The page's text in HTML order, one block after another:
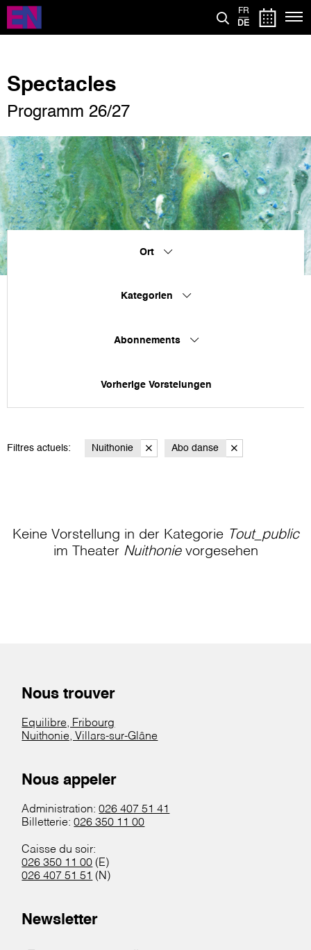
Direkt
zum
Inhalt
FR
DE
Spectacles
Programm 26/27
Ort
Kategorien
Abonnements
Vorherige Vorstelungen
Filtres actuels: Nuithonie Abo danse
Keine Vorstellung in der Kategorie Tout_public
im Theater Nuithonievorgesehen
Nous trouver
Equilibre, Fribourg
Nuithonie, Villars-sur-Glâne
Nous appeler
Administration:026 407 51 41
Billetterie:026 350 11 00
Caisse du soir:
026 350 11 00 (E)
026 407 51 51 (N)
Newsletter